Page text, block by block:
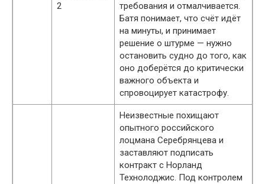
2
требования и отмалчивается.
Батя понимает, что счёт идёт
на минуты, и принимает
решение о штурме — нужно
остановить судно до того, как
оно доберётся до критически
важного объекта и
спровоцирует катастрофу.
Неизвестные похищают
опытного российского
лоцмана Серебрянцева и
заставляют подписать
контракт с Норланд
Технолоджис. Под контролем